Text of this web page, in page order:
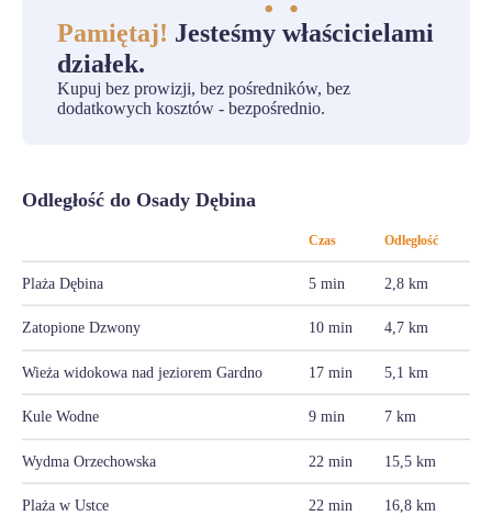
Pamiętaj! Jesteśmy właścicielami
działek.
Kupuj bez prowizji, bez pośredników, bez
dodatkowych kosztów - bezpośrednio.
Odległość do Osady Dębina
Czas Odległość
Plaża Dębina 5 min 2,8 km
Zatopione Dzwony 10 min 4,7 km
Wieża widokowa nad jeziorem Gardno 17 min 5,1 km
Kule Wodne 9 min 7 km
Wydma Orzechowska 22 min 15,5 km
Plaża w Ustce 22 min 16,8 km